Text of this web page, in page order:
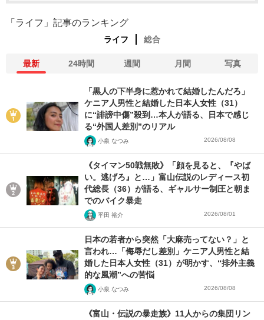
「ライフ」記事のランキング
ライフ 総合
最新 24時間 週間 月間 写真
「黒人の下半身に惹かれて結婚したんだろ」
ケニア人男性と結婚した日本人女性（31）
に“誹謗中傷”殺到…本人が語る、日本で感じ
る“外国人差別”のリアル
小泉 なつみ 2026/08/08
《タイマン50戦無敗》「顔を見ると、『やば
い。逃げろ』と…」富山伝説のレディース初
代総長（36）が語る、ギャルサー制圧と朝ま
でのバイク暴走
平田 裕介 2026/08/01
日本の若者から突然「大麻売ってない？」と
言われ…「侮辱だし差別」ケニア人男性と結
婚した日本人女性（31）が明かす、“排外主義
的な風潮”への苦悩
小泉 なつみ 2026/08/08
《富山・伝説の暴走族》11人からの集団リン